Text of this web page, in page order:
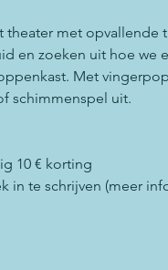
met opvallende
en zoeken uit hoe
Met
schimmenspel uit.
10 € korting
te schrijven (meer